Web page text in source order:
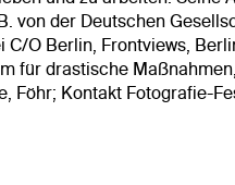
von der Deutschen
O Berlin, Frontviews,
für drastische Maßnahmen,
Föhr; Kontakt Fotografie-